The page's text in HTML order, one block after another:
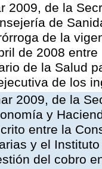
2009, de la
de
de la
de 2008
de la Salud
de los
2009, de la
y
entre la
y el
del cobro